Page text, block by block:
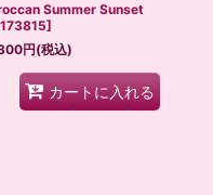
Summer Sunset
]
円(税込)
カートに入れる